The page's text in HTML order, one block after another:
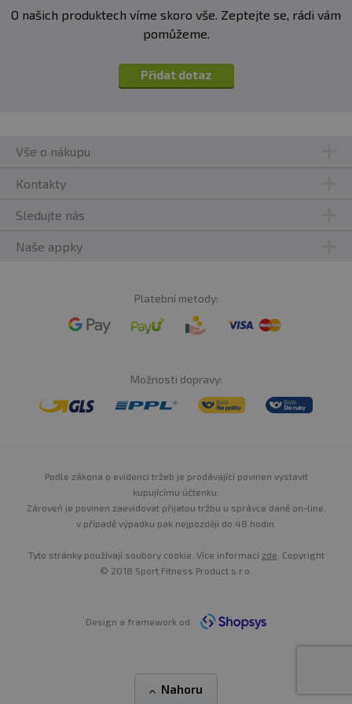
O našich produktech víme skoro vše. Zeptejte se, rádi vám
pomůžeme.
Přidat dotaz
Vše o nákupu
Kontakty
Sledujte nás
Naše appky
Platební metody:
Možnosti dopravy:
Podle zákona o evidenci tržeb je prodávající povinen vystavit
kupujícímu účtenku.
Zároveň je povinen zaevidovat přijatou tržbu u správce daně on-line,
v případě výpadku pak nejpozději do 48 hodin.
Tyto stránky používají soubory cookie. Více informací zde . Copyright
© 2018 Sport Fitness Product s.r.o.
Design a framework od
Nahoru